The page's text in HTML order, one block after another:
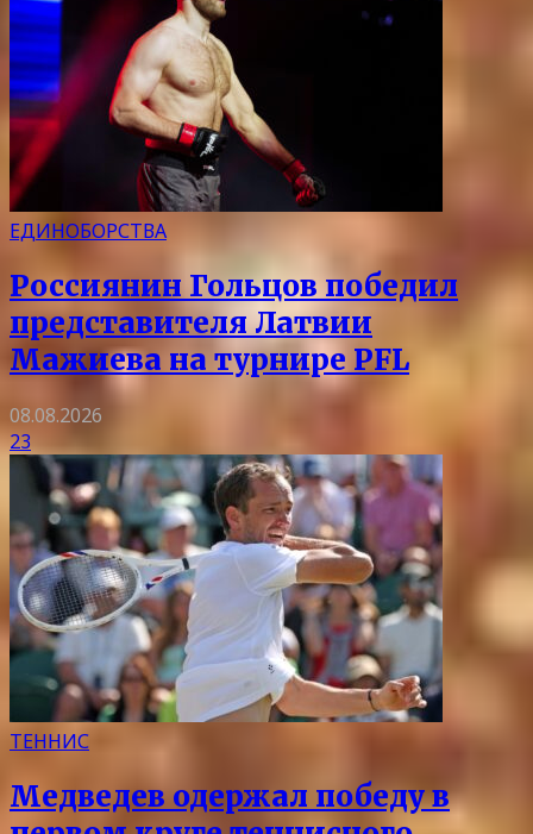
ЕДИНОБОРСТВА
Россиянин Гольцов победил
представителя Латвии
Мажиева на турнире PFL
08.08.2026
23
ТЕННИС
Медведев одержал победу в